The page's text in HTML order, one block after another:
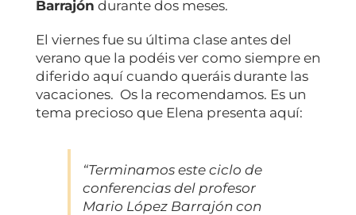
Barrajón durante dos meses.
El viernes fue su última clase antes del
verano que la podéis ver como siempre en
diferido aquí cuando queráis durante las
vacaciones. Os la recomendamos. Es un
tema precioso que Elena presenta aquí:
“Terminamos este ciclo de
conferencias del profesor
Mario López Barrajón con